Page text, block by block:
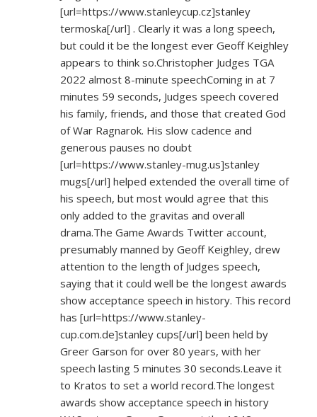
[url=https://www.stanleycup.cz]stanley
termoska[/url] . Clearly it was a long speech,
but could it be the longest ever Geoff Keighley
appears to think so.Christopher Judges TGA
2022 almost 8-minute speechComing in at 7
minutes 59 seconds, Judges speech covered
his family, friends, and those that created God
of War Ragnarok. His slow cadence and
generous pauses no doubt
[url=https://www.stanley-mug.us]stanley
mugs[/url] helped extended the overall time of
his speech, but most would agree that this
only added to the gravitas and overall
drama.The Game Awards Twitter account,
presumably manned by Geoff Keighley, drew
attention to the length of Judges speech,
saying that it could well be the longest awards
show acceptance speech in history. This record
has [url=https://www.stanley-
cup.com.de]stanley cups[/url] been held by
Greer Garson for over 80 years, with her
speech lasting 5 minutes 30 seconds.Leave it
to Kratos to set a world record.The longest
awards show acceptance speech in history